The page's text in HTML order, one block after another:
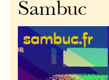
Sambuc